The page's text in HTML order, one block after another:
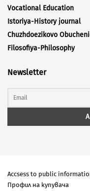
Vocational Education
Istoriya-History journal
Chuzhdoezikovo
Filosofiya-Philosophy
Newsletter
Accsess to public
Профил на купувача